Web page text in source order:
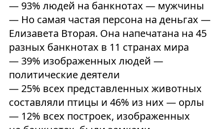
— 93% людей на банкнотах — мужчины
— Но самая частая персона на деньгах —
Елизавета Вторая. Она напечатана на 45
разных банкнотах в 11 странах мира
— 39% изображенных людей —
политические деятели
— 25% всех представленных животных
составляли птицы и 46% из них — орлы
— 12% всех построек, изображенных